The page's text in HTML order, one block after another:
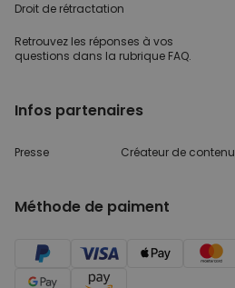
Droit de rétractation
Retrouvez les réponses à vos
questions dans la rubrique FAQ.
Infos partenaires
Presse Créateur de contenu
Méthode de paiment